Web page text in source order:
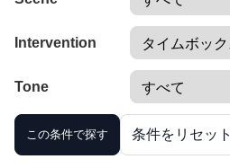
Intervention
Tone
この条件で探す 条件をリセット